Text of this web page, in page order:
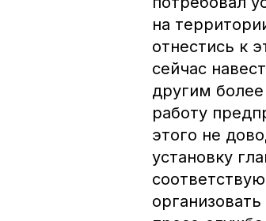
на
отнестись к
сейчас
другим
работу
этого не
установку